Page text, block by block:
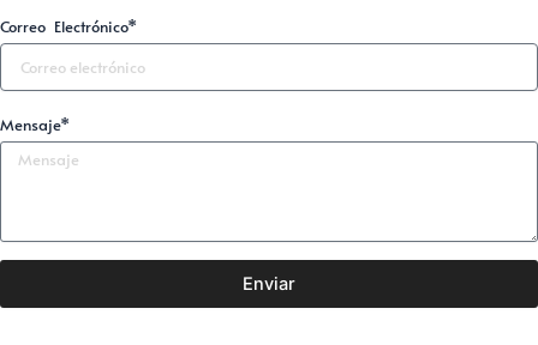
Correo Electrónico*
Mensaje*
Enviar